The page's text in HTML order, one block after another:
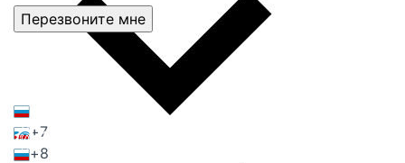
+7
+8
Перезвоните мне